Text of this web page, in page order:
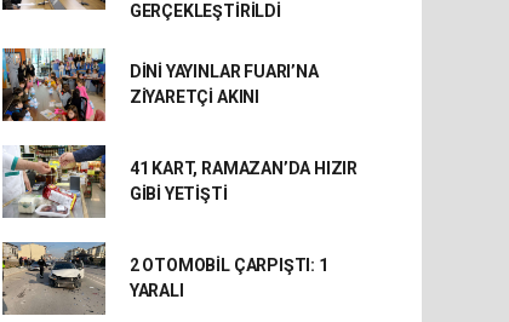
GERÇEKLEŞTİRİLDİ
DİNİ YAYINLAR FUARI’NA
ZİYARETÇİ AKINI
41 KART, RAMAZAN’DA HIZIR
GİBİ YETİŞTİ
2 OTOMOBİL ÇARPIŞTI: 1
YARALI